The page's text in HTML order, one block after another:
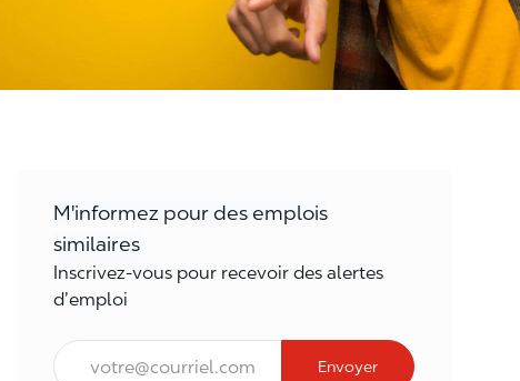
M'informez pour des emplois
similaires
Inscrivez-vous pour recevoir des alertes
d’emploi
Courriel*
Envoyer